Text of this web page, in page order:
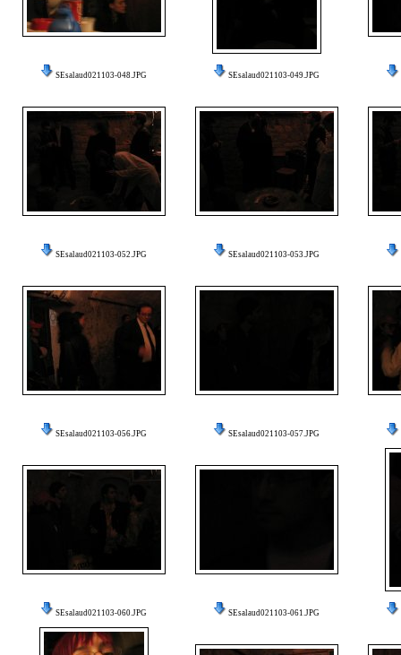
SEsalaud021103-048.JPG SEsalaud021103-049.JPG
SEsalaud021103-052.JPG SEsalaud021103-053.JPG
SEsalaud021103-056.JPG SEsalaud021103-057.JPG
SEsalaud021103-060.JPG SEsalaud021103-061.JPG